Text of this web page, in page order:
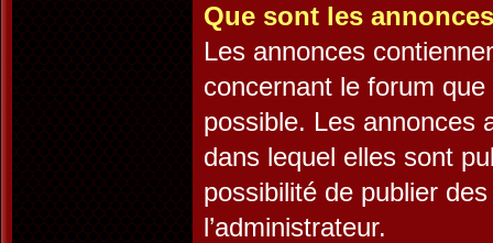
Que sont les
Les annonces
concernant le forum
possible. Les annonces
dans lequel elles sont
possibilité de publier
l’administrateur.